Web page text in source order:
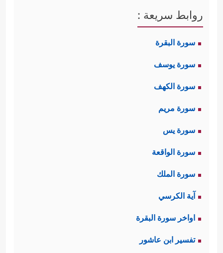
روابط سريعة :
سورة البقرة
سورة يوسف
سورة الكهف
سورة مريم
سورة يس
سورة الواقعة
سورة الملك
آية الكرسي
اواخر سورة البقرة
تفسير ابن عاشور